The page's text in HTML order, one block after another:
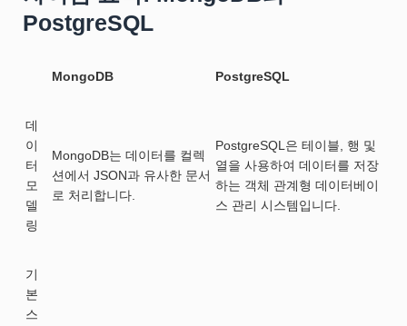
PostgreSQL
MongoDB PostgreSQL
데
이
터
모
델
링
MongoDB는 데이터를 컬렉
션에서 JSON과 유사한 문서
로 처리합니다.
PostgreSQL은 테이블, 행 및
열을 사용하여 데이터를 저장
하는 객체 관계형 데이터베이
스 관리 시스템입니다.
기
본
스